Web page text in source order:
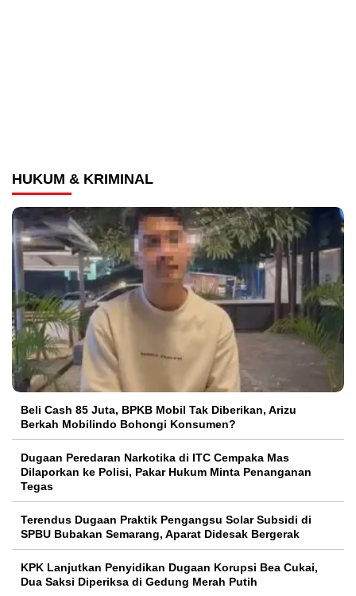
HUKUM & KRIMINAL
‎Beli Cash 85 Juta, BPKB Mobil Tak Diberikan, Arizu
Berkah Mobilindo Bohongi Konsumen?
Dugaan Peredaran Narkotika di ITC Cempaka Mas
Dilaporkan ke Polisi, Pakar Hukum Minta Penanganan
Tegas
Terendus Dugaan Praktik Pengangsu Solar Subsidi di
SPBU Bubakan Semarang, Aparat Didesak Bergerak
KPK Lanjutkan Penyidikan Dugaan Korupsi Bea Cukai,
Dua Saksi Diperiksa di Gedung Merah Putih